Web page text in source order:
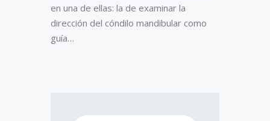
en una de ellas: la de examinar la
dirección del cóndilo mandibular como
guía…